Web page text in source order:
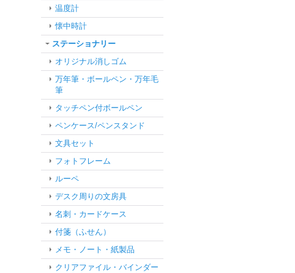
温度計
懐中時計
ステーショナリー
オリジナル消しゴム
万年筆・ボールペン・万年毛
筆
タッチペン付ボールペン
ペンケース/ペンスタンド
文具セット
フォトフレーム
ルーペ
デスク周りの文房具
名刺・カードケース
付箋（ふせん）
メモ・ノート・紙製品
クリアファイル・バインダー